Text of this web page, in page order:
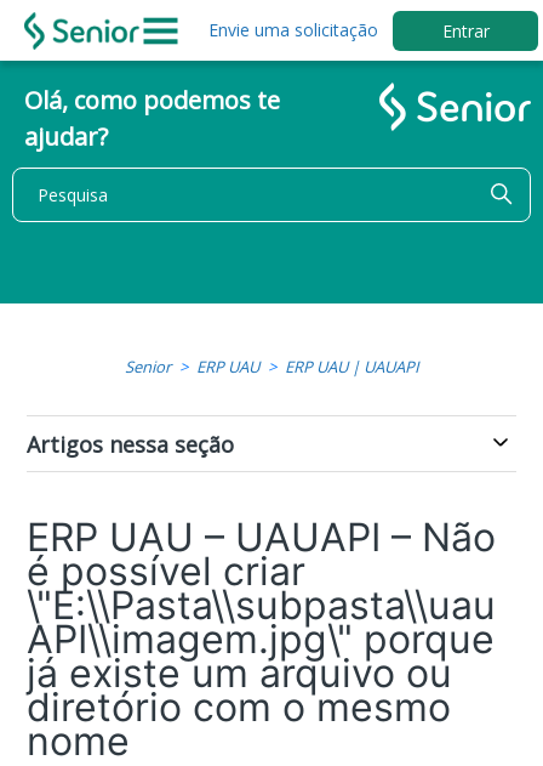
Envie uma solicitação Entrar
Olá, como podemos te
ajudar?
Senior ERP UAU ERP UAU | UAUAPI
Artigos nessa seção
ERP UAU – UAUAPI – Não
é possível criar
\"E:\\Pasta\\subpasta\\uau
API\\imagem.jpg\" porque
já existe um arquivo ou
diretório com o mesmo
nome